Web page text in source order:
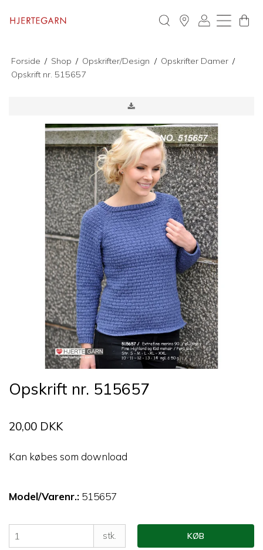
Forside / Shop / Opskrifter/Design / Opskrifter Damer /
Opskrift nr. 515657
Opskrift nr. 515657
20,00 DKK
Kan købes som download
Model/Varenr.: 515657
stk. KØB